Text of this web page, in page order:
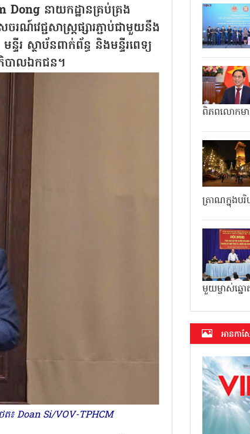
នាយកដ្ឋានគ្រប់គ្រង
វេជ្ជសាស្រ្ដផ្សារភ្ជាប់ជាមួយនឹង
ស្ថាប័នពាក់ព័ន្ធ និងមន្ទីរពេទ្យ
បាលឯកជន។
ត៖ Doan Si/VOV-TPHCM
ពិភពលោកមា
ត្រាណក្នុងបរិ
មួយម្ចាស់ឆ្
អាន​កាស